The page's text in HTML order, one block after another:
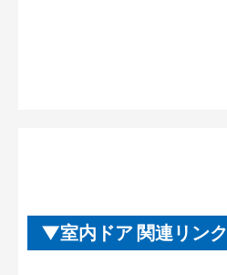
室内ドア 関連リンク